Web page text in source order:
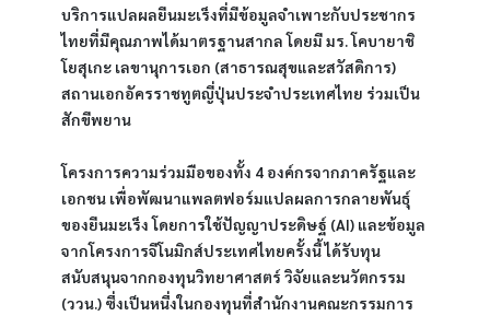
บริการแปลผลยีนมะเร็งที่มีข้อมูลจำเพาะกับประชากร
ไทยที่มีคุณภาพได้มาตรฐานสากล โดยมี มร. โคบายาชิ
โยสุเกะ เลขานุการเอก (สาธารณสุขและสวัสดิการ)
สถานเอกอัครราชทูตญี่ปุ่นประจำประเทศไทย ร่วมเป็น
สักขีพยาน
โครงการความร่วมมือของทั้ง 4 องค์กรจากภาครัฐและ
เอกชน เพื่อพัฒนาแพลตฟอร์มแปลผลการกลายพันธุ์
ของยีนมะเร็ง โดยการใช้ปัญญาประดิษฐ์ (AI) และข้อมูล
จากโครงการจีโนมิกส์ประเทศไทยครั้งนี้ ได้รับทุน
สนับสนุนจากกองทุนวิทยาศาสตร์ วิจัยและนวัตกรรม
(ววน.) ซึ่งเป็นหนึ่งในกองทุนที่สำนักงานคณะกรรมการ